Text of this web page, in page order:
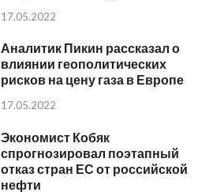
17.05.2022
Аналитик Пикин рассказал о
влиянии геополитических
рисков на цену газа в Европе
17.05.2022
Экономист Кобяк
спрогнозировал поэтапный
отказ стран ЕС от российской
нефти